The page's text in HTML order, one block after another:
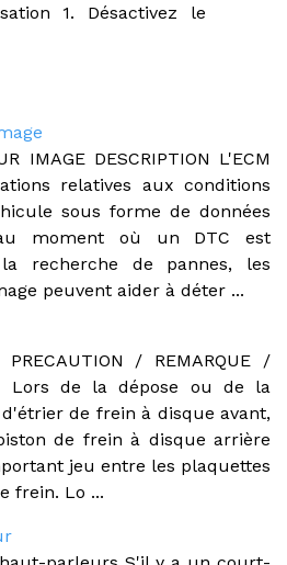
1. Désactivez le
IMAGE DESCRIPTION L'ECM
relatives aux conditions
sous forme de données
moment où un DTC est
recherche de pannes, les
peuvent aider à déter ...
PRECAUTION / REMARQUE /
Lors de la dépose ou de la
de frein à disque avant,
de frein à disque arrière
jeu entre les plaquettes
frein. Lo ...